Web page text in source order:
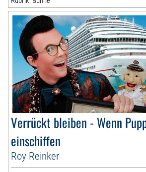
Verrückt bleiben - Wenn
einschiffen
Roy Reinker